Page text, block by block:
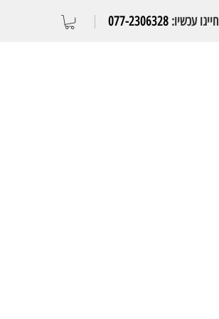
חייגו עכשיו: 077-2306328